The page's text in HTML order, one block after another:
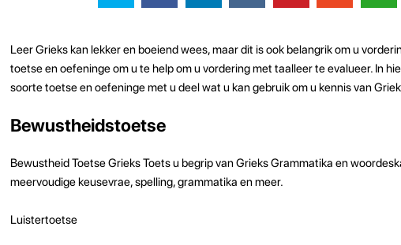
Leer Grieks kan lekker en boeiend wees, maar dit is ook belangrik om u
toetse en oefeninge om u te help om u vordering met taalleer te evalueer. In
soorte toetse en oefeninge met u deel wat u kan gebruik om u kennis van
Bewustheidstoetse
Bewustheid Toetse Grieks Toets u begrip van Grieks Grammatika en
meervoudige keusevrae, spelling, grammatika en meer.
Luistertoetse